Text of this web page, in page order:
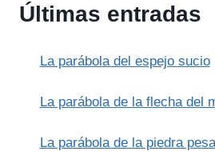
REY
PINTURA
LA
Últimas entradas
La parábola del espejo sucio
La parábola de la flecha del
La parábola de la piedra